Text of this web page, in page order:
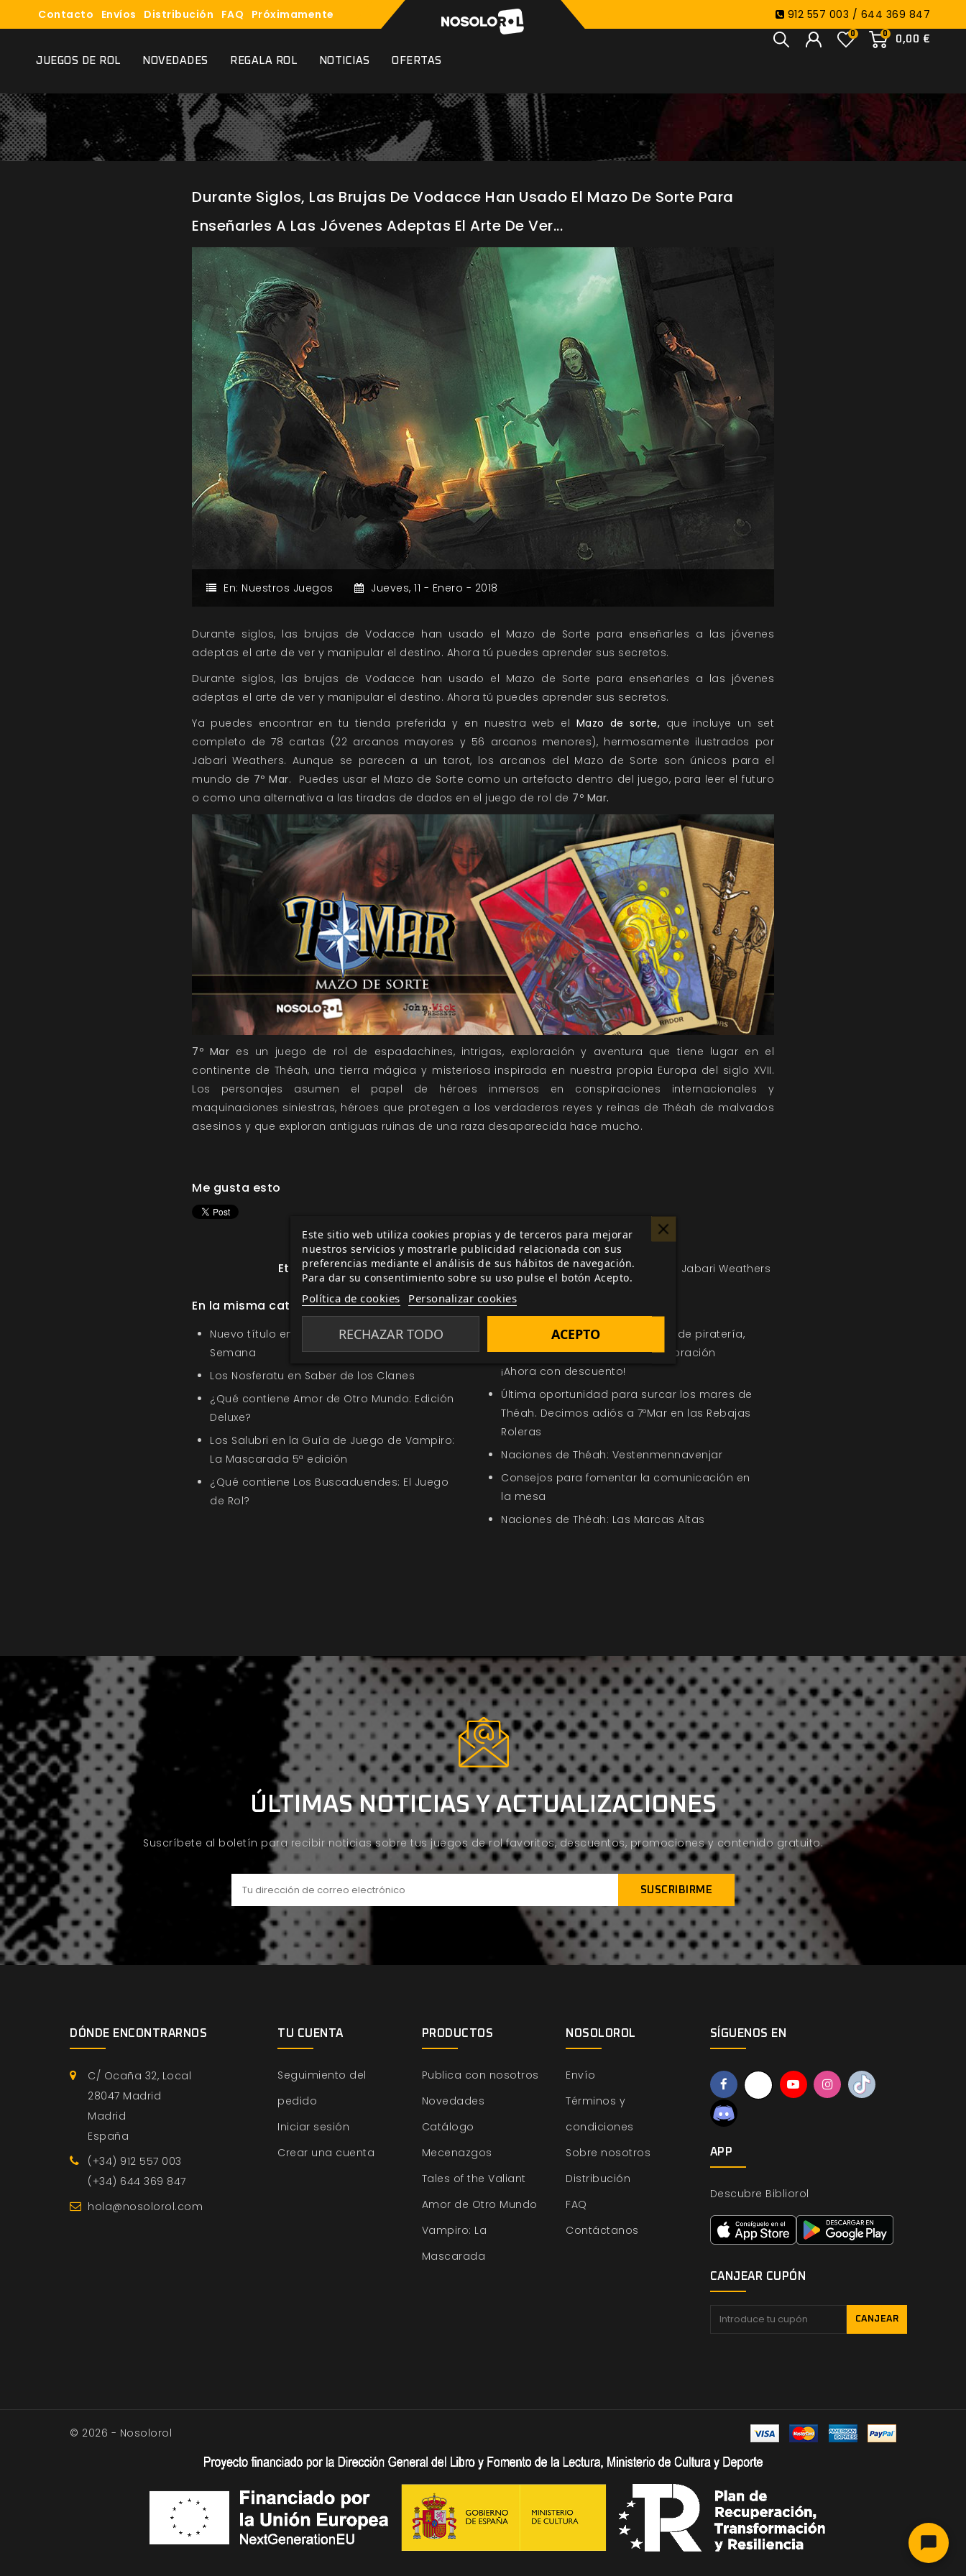
Contacto Envíos Distribución FAQ Próximamente 912 557 003 / 644 369 847
0
0,00 €
0
JUEGOS DE ROL NOVEDADES REGALA ROL NOTICIAS OFERTAS
Durante Siglos, Las Brujas De Vodacce Han Usado El Mazo De Sorte Para
Enseñarles A Las Jóvenes Adeptas El Arte De Ver...
En: Nuestros Juegos Jueves, 11 - Enero - 2018
Durante siglos, las brujas de Vodacce han usado el Mazo de Sorte para enseñarles a las jóvenes
adeptas el arte de ver y manipular el destino. Ahora tú puedes aprender sus secretos.
Durante siglos, las brujas de Vodacce han usado el Mazo de Sorte para enseñarles a las jóvenes
adeptas el arte de ver y manipular el destino. Ahora tú puedes aprender sus secretos.
Ya puedes encontrar en tu tienda preferida y en nuestra web el Mazo de sorte, que incluye un set
completo de 78 cartas (22 arcanos mayores y 56 arcanos menores), hermosamente ilustrados por
Jabari Weathers. Aunque se parecen a un tarot, los arcanos del Mazo de Sorte son únicos para el
mundo de 7º Mar. Puedes usar el Mazo de Sorte como un artefacto dentro del juego, para leer el futuro
o como una alternativa a las tiradas de dados en el juego de rol de 7º Mar.
7º Mar es un juego de rol de espadachines, intrigas, exploración y aventura que tiene lugar en el
continente de Théah, una tierra mágica y misteriosa inspirada en nuestra propia Europa del siglo XVII.
Los personajes asumen el papel de héroes inmersos en conspiraciones internacionales y
maquinaciones siniestras, héroes que protegen a los verdaderos reyes y reinas de Théah de malvados
asesinos y que exploran antiguas ruinas de una raza desaparecida hace mucho.
Me gusta esto
Etiquetas: Mazo de sorte 7º Mar septimo mar accesorio John Wick Jabari Weathers
En la misma categoría
Nuevo título en la sección Oferta de la
Semana
Los Nosferatu en Saber de los Clanes
¿Qué contiene Amor de Otro Mundo: Edición
Deluxe?
Los Salubri en la Guía de Juego de Vampiro:
La Mascarada 5ª edición
¿Qué contiene Los Buscaduendes: El Juego
de Rol?
Relacionada por etiquetas
Descubre con 7º Mar un mundo de piratería,
diplomacia, arqueología y exploración
¡Ahora con descuento!
Última oportunidad para surcar los mares de
Théah. Decimos adiós a 7ºMar en las Rebajas
Roleras
Naciones de Théah: Vestenmennavenjar
Consejos para fomentar la comunicación en
la mesa
Naciones de Théah: Las Marcas Altas
ÚLTIMAS NOTICIAS Y ACTUALIZACIONES
Suscríbete al boletín para recibir noticias sobre tus juegos de rol favoritos, descuentos, promociones y contenido gratuito.
DÓNDE ENCONTRARNOS
C/ Ocaña 32, Local
28047 Madrid
Madrid
España
(+34) 912 557 003
(+34) 644 369 847
hola@nosolorol.com
TU CUENTA
Seguimiento del
pedido
Iniciar sesión
Crear una cuenta
PRODUCTOS
Publica con nosotros
Novedades
Catálogo
Mecenazgos
Tales of the Valiant
Amor de Otro Mundo
Vampiro: La
Mascarada
NOSOLOROL
Envío
Términos y
condiciones
Sobre nosotros
Distribución
FAQ
Contáctanos
SÍGUENOS EN
Este sitio web utiliza cookies propias y de terceros para mejorar
nuestros servicios y mostrarle publicidad relacionada con sus
preferencias mediante el análisis de sus hábitos de navegación.
Para dar su consentimiento sobre su uso pulse el botón Acepto.
Política de cookies Personalizar cookies
RECHAZAR TODO ACEPTO
APP
Descubre Bibliorol
CANJEAR CUPÓN
CANJEAR
© 2026 - Nosolorol